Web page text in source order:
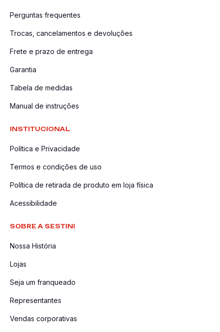
Perguntas frequentes
Trocas, cancelamentos e devoluções
Frete e prazo de entrega
Garantia
Tabela de medidas
Manual de instruções
INSTITUCIONAL
Política e Privacidade
Termos e condições de uso
Política de retirada de produto em loja física
Acessibilidade
SOBRE A SESTINI
Nossa História
Lojas
Seja um franqueado
Representantes
Vendas corporativas